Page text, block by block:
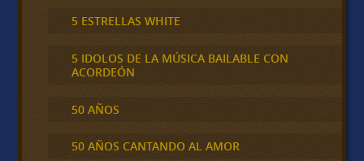
5 ESTRELLAS WHITE
5 IDOLOS DE LA MÚSICA BAILABLE CON
ACORDEÓN
50 AÑOS
50 AÑOS CANTANDO AL AMOR